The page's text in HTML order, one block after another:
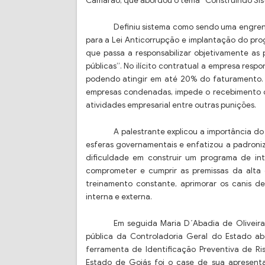
Definiu sistema como sendo uma
para a Lei Anticorrupção e implantação do
que passa a responsabilizar objetivamente
públicas”. No ilícito contratual a empresa
podendo atingir em até 20% do
empresas condenadas, impede o
atividades empresarial entre outras punições.
A palestrante explicou a importância
esferas governamentais e enfatizou a
dificuldade em construir um programa de
comprometer e cumprir as premissas da
treinamento constante, aprimorar os canis
interna e externa.
Em seguida Maria D´Abadia de
pública da Controladoria Geral do Estado
ferramenta de Identificação Preventiva de
Estado de Goiás foi o case de sua